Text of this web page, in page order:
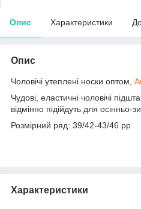
Опис Характеристики
Опис
Чоловічі утеплені носки оптом,
Чудові, еластичні чоловічі
відмінно підійдуть для осінньо-
Розмірний ряд: 39/42-43/46 pp
Характеристики